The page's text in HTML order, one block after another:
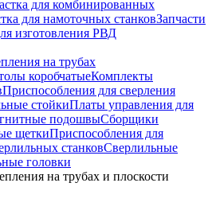
для комбинированных
для намоточных станковЗапчасти
изготовления РВД
на трубах
коробчатыеКомплекты
Приспособления для сверления
стойкиПлаты управления для
подошвыСборщики
щеткиПриспособления для
станковСверлильные
головки
на трубах и плоскости